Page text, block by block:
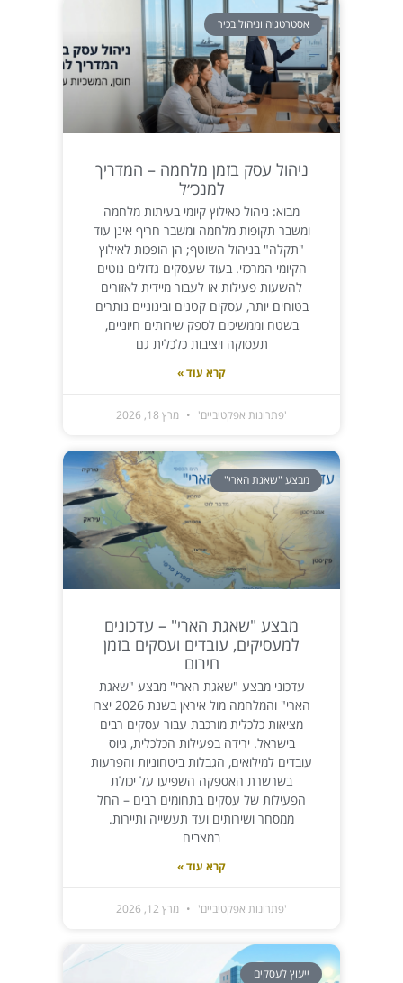
אסטרטגיה וניהול בכיר
ניהול עסק בזמן מלחמה – המדריך
למנכ״ל
מבוא: ניהול כאילוץ קיומי בעיתות מלחמה
ומשבר תקופות מלחמה ומשבר חריף אינן עוד
"תקלה" בניהול השוטף; הן הופכות לאילוץ
הקיומי המרכזי. בעוד שעסקים גדולים נוטים
להשעות פעילות או לעבור מיידית לאזורים
בטוחים יותר, עסקים קטנים ובינוניים נותרים
בשטח וממשיכים לספק שירותים חיוניים,
תעסוקה ויציבות כלכלית גם
קרא עוד »
'פתרונות אפקטיביים' מרץ 18, 2026
מבצע "שאגת הארי"
מבצע "שאגת הארי" – עדכונים
למעסיקים, עובדים ועסקים בזמן
חירום
עדכוני מבצע "שאגת הארי" מבצע "שאגת
הארי" והמלחמה מול איראן בשנת 2026 יצרו
מציאות כלכלית מורכבת עבור עסקים רבים
בישראל. ירידה בפעילות הכלכלית, גיוס
עובדים למילואים, הגבלות ביטחוניות והפרעות
בשרשרת האספקה השפיעו על יכולת
הפעילות של עסקים בתחומים רבים – החל
ממסחר ושירותים ועד תעשייה ותיירות.
במצבים
קרא עוד »
'פתרונות אפקטיביים' מרץ 12, 2026
ייעוץ לעסקים